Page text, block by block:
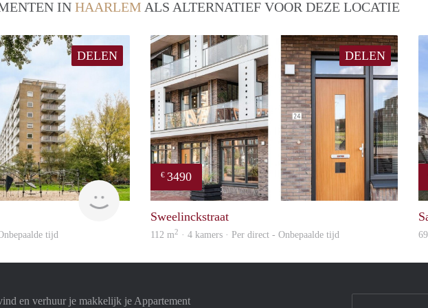
IN HAARLEM ALS ALTERNATIEF VOOR DEZE LOCATIE
DELEN
Woning
tijd
DELEN
€ 3490
property
Sweelinckstraat
112 m2 · 4 kamers · Per direct - Onbepaalde tijd
en verhuur je makkelijk je Appartement